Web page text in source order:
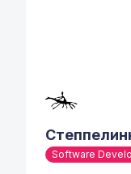
Software